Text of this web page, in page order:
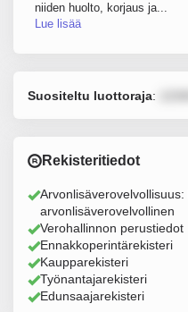
niiden huolto, korjaus ja...
Lue lisää
Suositeltu luottoraja:
Rekisteritiedot
arvonlisäverovelvollinen
Verohallinnon perustiedot
Ennakkoperintärekisteri
Kaupparekisteri
Työnantajarekisteri
Edunsaajarekisteri